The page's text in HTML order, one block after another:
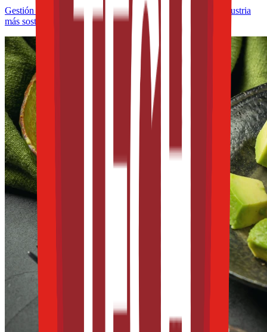
Gestión de nutrientes en arroz-trigo: claves para una agroindustria
más sostenible